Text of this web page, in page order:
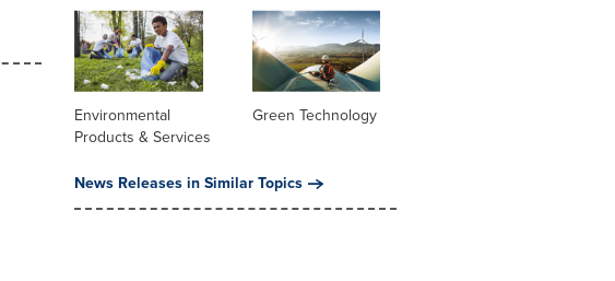
Environmental
Products & Services
Green Technology
News Releases in Similar Topics